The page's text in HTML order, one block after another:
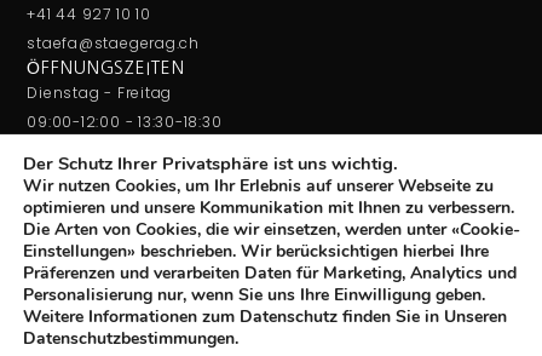
+41 44 927 10 10
staefa@staegerag.ch
ÖFFNUNGSZEITEN
Dienstag - Freitag
09:00-12:00 - 13:30-18:30
09:00-16:00
© Copyright 2026 STAEGER AG. All rights reserved.
Der Schutz Ihrer Privatsphäre ist uns wichtig.
Wir nutzen Cookies, um Ihr Erlebnis auf unserer Webseite zu
optimieren und unsere Kommunikation mit Ihnen zu verbessern.
Die Arten von Cookies, die wir einsetzen, werden unter «Cookie-
Einstellungen» beschrieben. Wir berücksichtigen hierbei Ihre
Präferenzen und verarbeiten Daten für Marketing, Analytics und
Personalisierung nur, wenn Sie uns Ihre Einwilligung geben.
Weitere Informationen zum Datenschutz finden Sie in Unseren
Datenschutzbestimmungen.